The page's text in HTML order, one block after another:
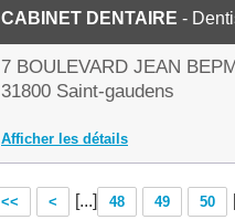
CABINET DENTAIRE -
7 BOULEVARD JEAN
31800 Saint-gaudens
Afficher les détails
<< < [...] 48 49 50